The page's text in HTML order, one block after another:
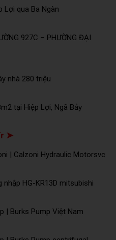
Lợi qua Ba Ngàn
927C – PHƯỜNG ĐẠI
nhà 280 triệu
tại Hiệp Lợi, Ngã Bảy
➤
| Calzoni Hydraulic Motorsvc
HG-KR13D mitsubishi
| Burks Pump Việt Nam